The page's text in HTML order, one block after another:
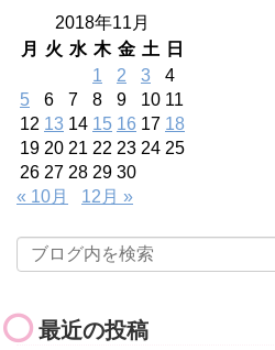
2018年11月
月
火 水 木 金 土 日
1
2 3
4
5
6 7 8 9 10 11
12 13 14 15 16 17 18
19 20 21 22 23 24 25
26 27 28 29 30
« 10月
12月 »
最近の投稿